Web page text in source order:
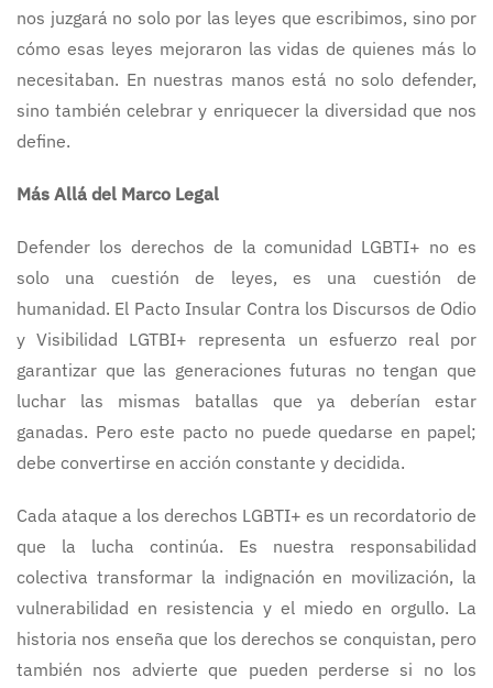
nos juzgará no solo por las leyes que escribimos, sino por
cómo esas leyes mejoraron las vidas de quienes más lo
necesitaban. En nuestras manos está no solo defender,
sino también celebrar y enriquecer la diversidad que nos
define.
Más Allá del Marco Legal
Defender los derechos de la comunidad LGBTI+ no es
solo una cuestión de leyes, es una cuestión de
humanidad. El Pacto Insular Contra los Discursos de Odio
y Visibilidad LGTBI+ representa un esfuerzo real por
garantizar que las generaciones futuras no tengan que
luchar las mismas batallas que ya deberían estar
ganadas. Pero este pacto no puede quedarse en papel;
debe convertirse en acción constante y decidida.
Cada ataque a los derechos LGBTI+ es un recordatorio de
que la lucha continúa. Es nuestra responsabilidad
colectiva transformar la indignación en movilización, la
vulnerabilidad en resistencia y el miedo en orgullo. La
historia nos enseña que los derechos se conquistan, pero
también nos advierte que pueden perderse si no los